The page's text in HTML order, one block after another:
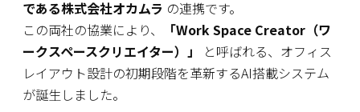
である株式会社オカムラ の連携です。
この両社の協業により、
「Work Space Creator（ワ
ークスペースクリエイター）」
と呼ばれる、オフィス
レイアウト設計の初期段階を革新するAI搭載システム
が誕生しました。